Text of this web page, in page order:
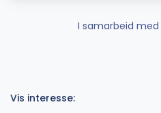
I samarbeid med
Vis interesse: